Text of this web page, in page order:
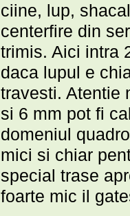
ciine, lup,
centerfire din
trimis. Aici intra
daca lupul e
travesti. Atentie
si 6 mm pot fi
domeniul
mici si chiar
special trase
foarte mic il